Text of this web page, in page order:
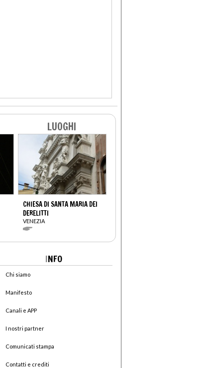
LUOGHI
CHIESA DI SANTA MARIA DEI
DERELITTI
VENEZIA
INFO
Chi siamo
Manifesto
Canali e APP
I nostri partner
Comunicati stampa
Contatti e crediti